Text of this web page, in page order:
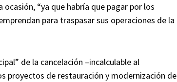
“ya que habría que pagar por los
para traspasar sus operaciones de la
de la cancelación –incalculable al
proyectos de restauración y modernización de